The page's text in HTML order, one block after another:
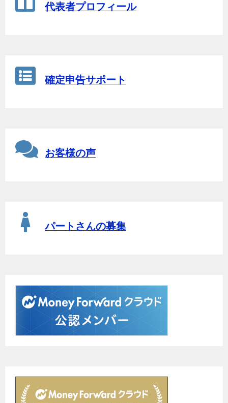
代表者プロフィール
確定申告サポート
お客様の声
パートさんの募集